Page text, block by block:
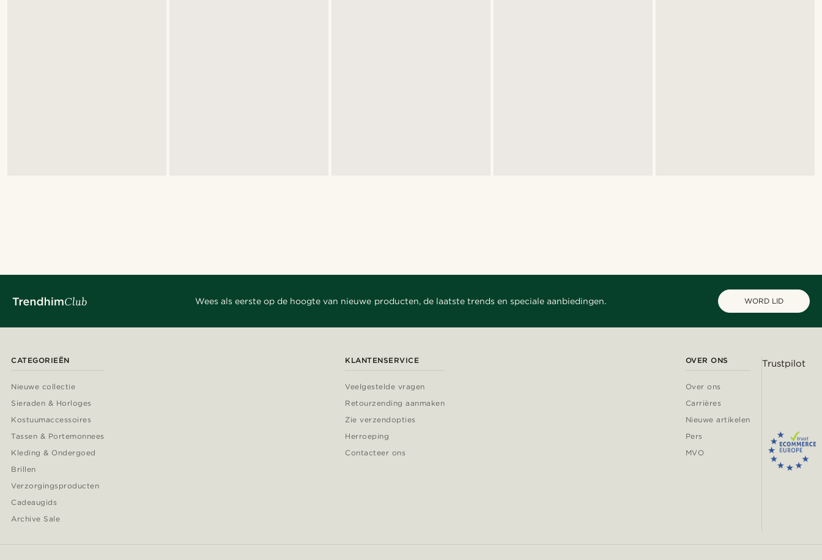
Wees als eerste op de hoogte van nieuwe producten, de laatste trends en speciale aanbiedingen. WORD LID
CATEGORIEËN
Nieuwe collectie
Sieraden & Horloges
Kostuumaccessoires
Tassen & Portemonnees
Kleding & Ondergoed
Brillen
Verzorgingsproducten
Cadeaugids
Archive Sale
KLANTENSERVICE
Veelgestelde vragen
Retourzending aanmaken
Zie verzendopties
Herroeping
Contacteer ons
OVER ONS
Over ons
Carrières
Nieuwe artikelen
Pers
MVO
Trustpilot